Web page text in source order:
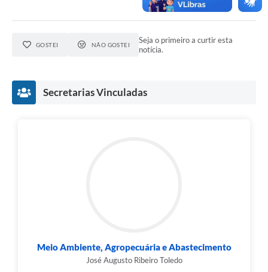
GOSTEI NÃO GOSTEI
Seja o primeiro a curtir esta
notícia.
Secretarias Vinculadas
Meio Ambiente, Agropecuária e Abastecimento
José Augusto Ribeiro Toledo